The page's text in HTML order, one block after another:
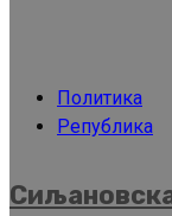
Политика
Република